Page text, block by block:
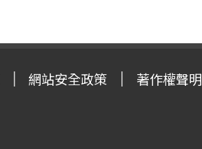
網站安全政策 著作權聲明